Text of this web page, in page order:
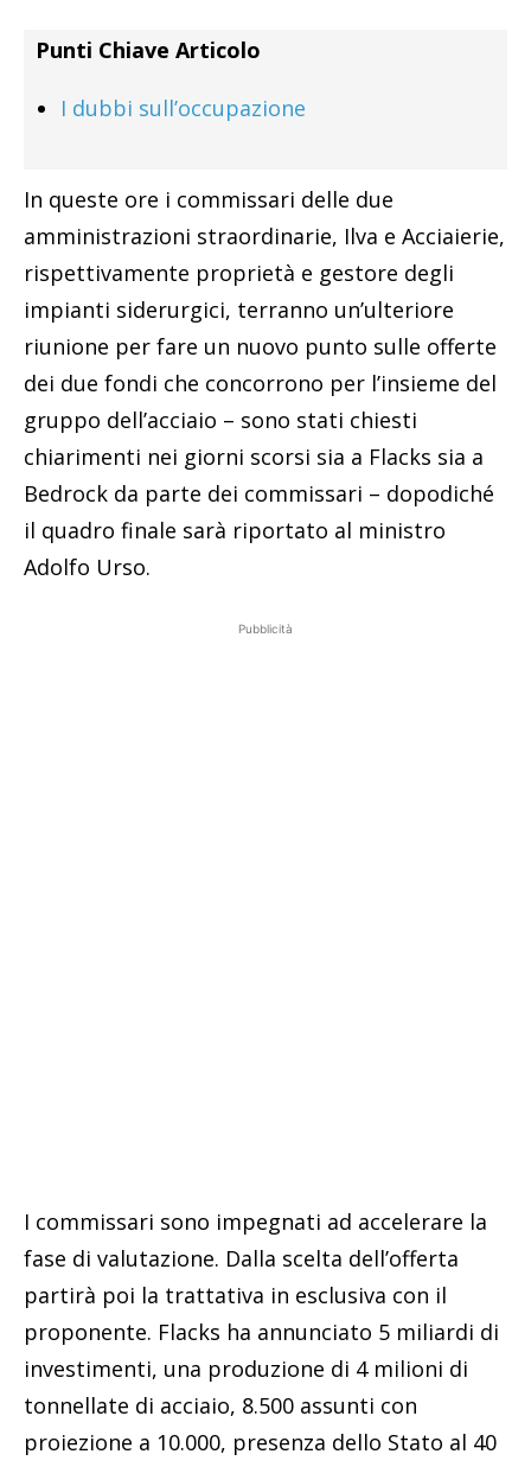
Punti Chiave Articolo
I dubbi sull’occupazione
In queste ore i commissari delle due
amministrazioni straordinarie, Ilva e Acciaierie,
rispettivamente proprietà e gestore degli
impianti siderurgici, terranno un’ulteriore
riunione per fare un nuovo punto sulle offerte
dei due fondi che concorrono per l’insieme del
gruppo dell’acciaio – sono stati chiesti
chiarimenti nei giorni scorsi sia a Flacks sia a
Bedrock da parte dei commissari – dopodiché
il quadro finale sarà riportato al ministro
Adolfo Urso.
Pubblicità
I commissari sono impegnati ad accelerare la
fase di valutazione. Dalla scelta dell’offerta
partirà poi la trattativa in esclusiva con il
proponente. Flacks ha annunciato 5 miliardi di
investimenti, una produzione di 4 milioni di
tonnellate di acciaio, 8.500 assunti con
proiezione a 10.000, presenza dello Stato al 40